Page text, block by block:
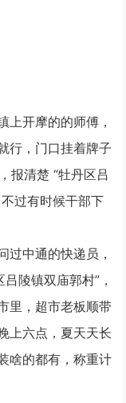
上开摩的的师傅，
行，门口挂着牌子
报清楚 “牡丹区吕
过有时候干部下
过中通的快递员，
陵镇双庙郭村”，
里，超市老板顺带
上六点，夏天天长
啥的都有，称重计